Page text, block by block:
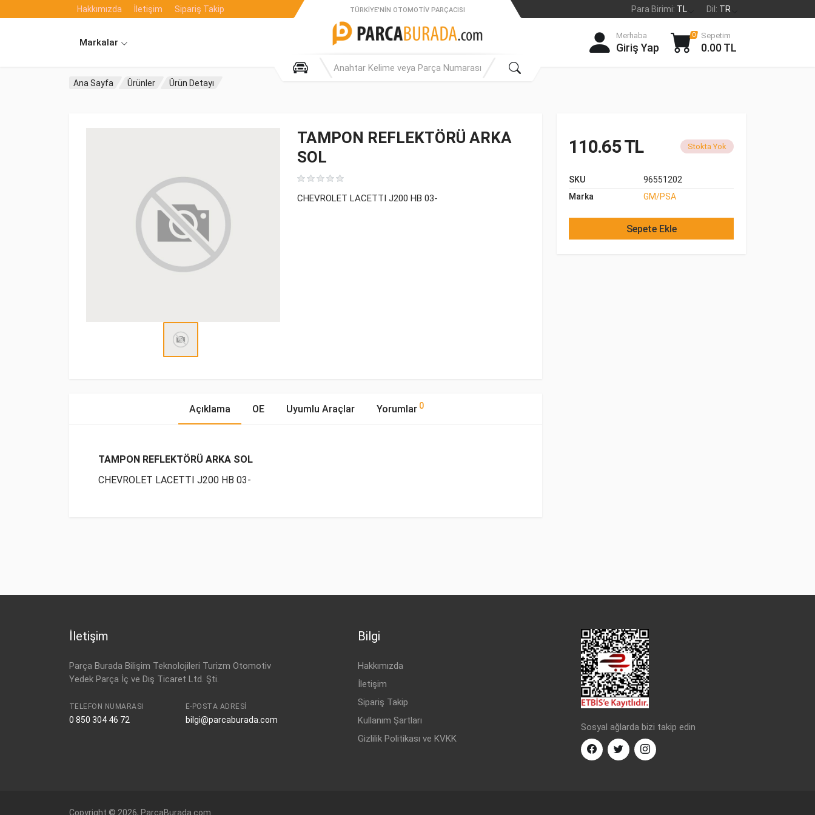
Hakkımızda İletişim Sipariş Takip Para Birimi: TL Dil: TR
Markalar
TÜRKIYE'NIN OTOMOTIV PARÇACISI
Merhaba
Giriş Yap
0 Sepetim
0.00 TL
Ana Sayfa Ürünler Ürün Detayı
TAMPON REFLEKTÖRÜ ARKA
SOL
CHEVROLET LACETTI J200 HB 03-
110.65 TL Stokta Yok
SKU
96551202
Marka
GM/PSA
Sepete Ekle
Açıklama OE Uyumlu Araçlar Yorumlar 0
TAMPON REFLEKTÖRÜ ARKA SOL
CHEVROLET LACETTI J200 HB 03-
İletişim
Parça Burada Bilişim Teknolojileri Turizm Otomotiv
Yedek Parça İç ve Dış Ticaret Ltd. Şti.
TELEFON NUMARASI
0 850 304 46 72
E-POSTA ADRESI
bilgi@parcaburada.com
Bilgi
Hakkımızda
İletişim
Sipariş Takip
Kullanım Şartları
Gizlilik Politikası ve KVKK
Sosyal ağlarda bizi takip edin
Copyright © 2026, ParcaBurada.com